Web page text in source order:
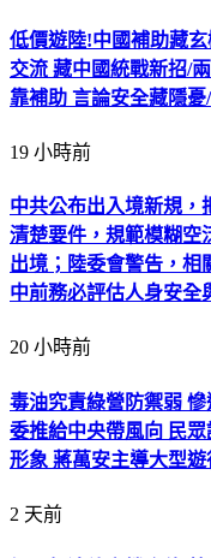
低價遊陸!中國補助藏
交流 藏中國統戰新招/
靠補助 言論安全藏隱憂/
19 小時前
中共公布出入境新規，
清楚要件，規範模糊空
出境；陸委會警告，相
中前務必評估人身安全
20 小時前
毒油究責綠營防禦弱
委推給中央帶風向 民
形象 蔣萬安主導大型
2 天前